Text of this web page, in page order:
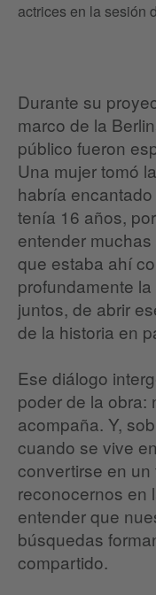
actrices en la sesión
Durante su
marco de la
público fueron
Una mujer tomó
habría
tenía 16 años,
entender
que estaba ahí
profundamente
juntos, de abrir
de la historia en
Ese diálogo
poder de la obra:
acompaña. Y,
cuando se vive
convertirse en un
reconocernos en
entender que
búsquedas
compartido.